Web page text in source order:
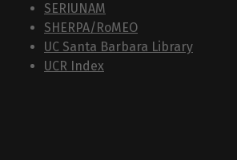
SERIUNAM
SHERPA/RoMEO
UC Santa Barbara Library
UCR Index